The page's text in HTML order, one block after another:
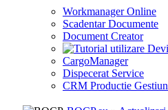
Workmanager Online
Scadentar Documente
Document Creator
CargoManager
Dispecerat Service
CRM Productie